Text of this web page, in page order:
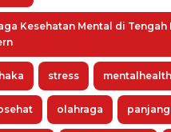
Kesehatan Mental di
stress mentalhealth
olahraga